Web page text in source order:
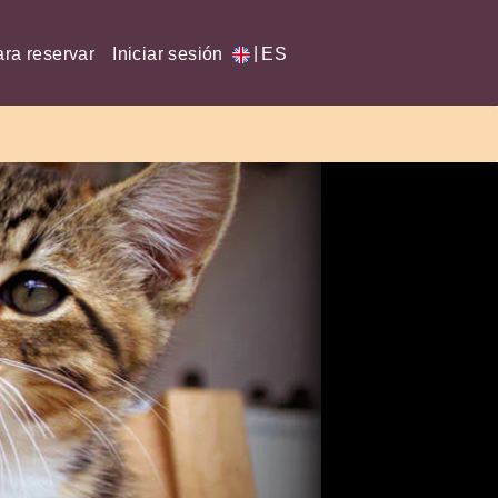
reservar Iniciar sesión ES